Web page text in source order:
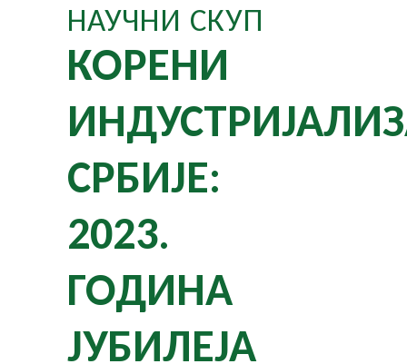
НАУЧНИ СКУП
КОРЕНИ
СРБИЈЕ:
2023.
ГОДИНА
ЈУБИЛЕЈА